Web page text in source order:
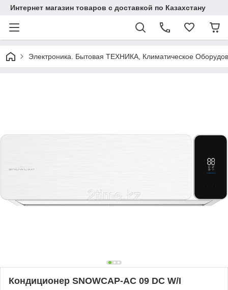
Интернет магазин товаров с доставкой по Казахстану
Электроника. Бытовая ТЕХНИКА, Климатическое
Кондиционер SNOWCAP-AC 09 DC W/I